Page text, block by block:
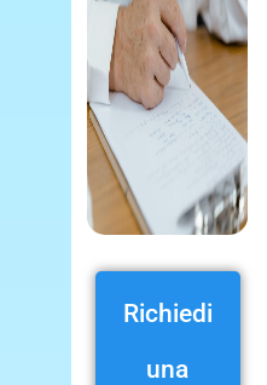
Richiedi
una